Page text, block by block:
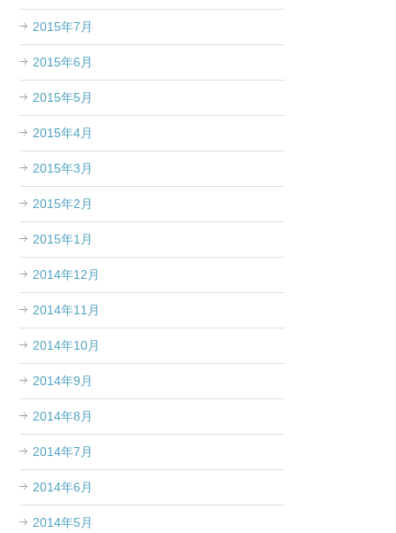
2015年7月
2015年6月
2015年5月
2015年4月
2015年3月
2015年2月
2015年1月
2014年12月
2014年11月
2014年10月
2014年9月
2014年8月
2014年7月
2014年6月
2014年5月